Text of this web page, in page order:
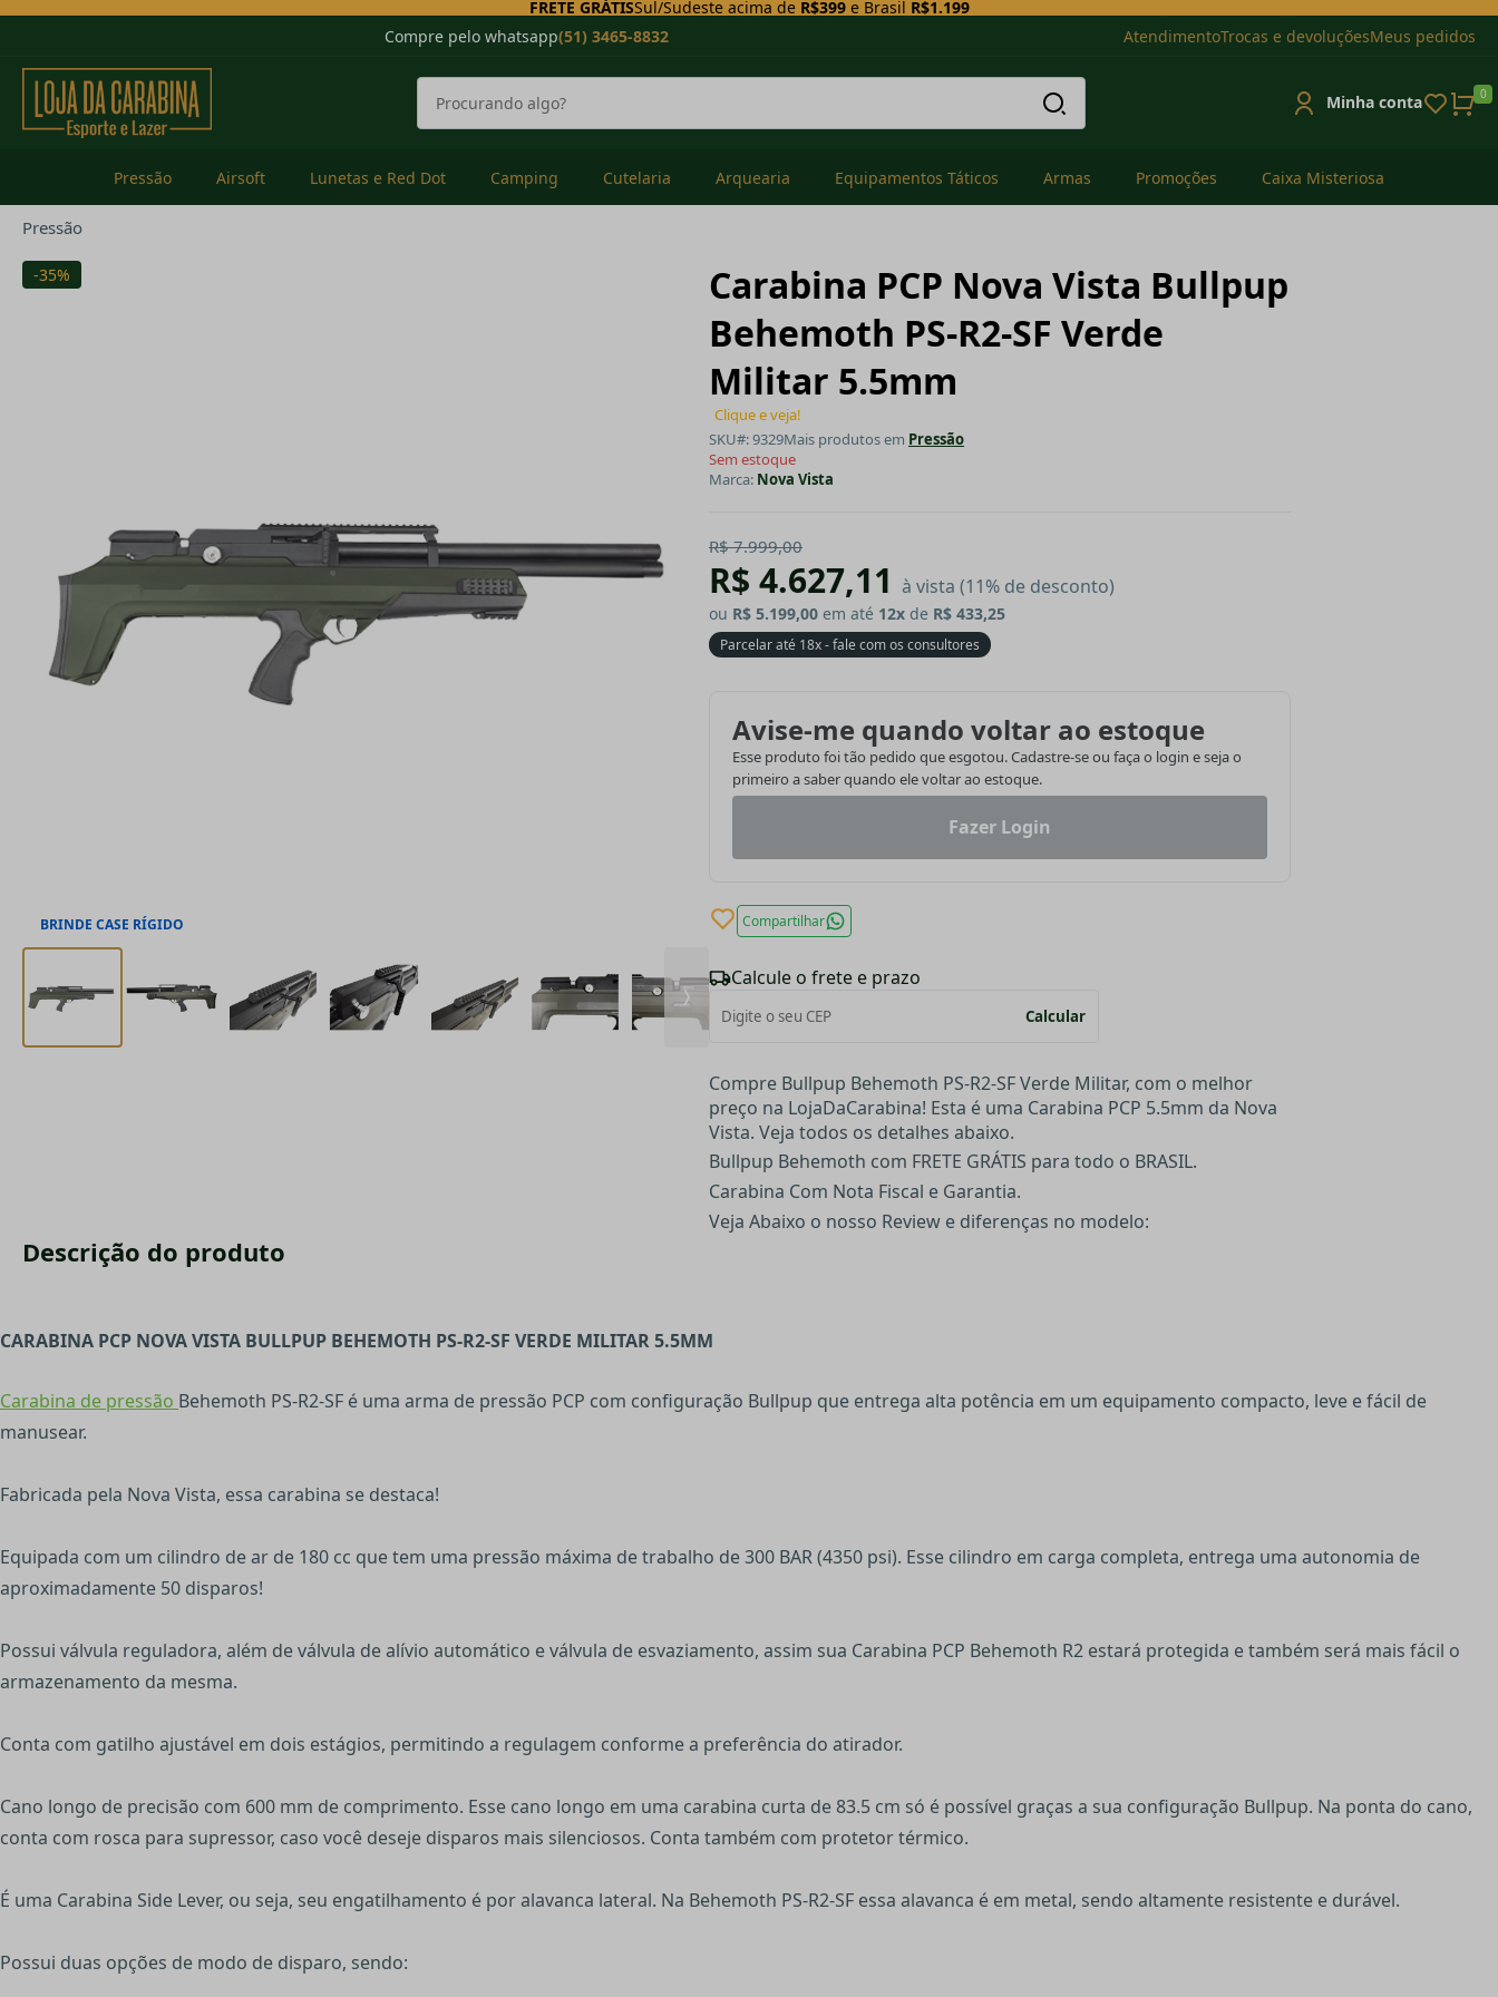
FRETE GRÁTISSul/Sudeste acima de R$399e Brasil R$1.199
Compre pelo whatsapp(51) 3465-8832 AtendimentoTrocas e devoluçõesMeus pedidos
Minha conta 0
Pressão Airsoft Lunetas e Red Dot Camping Cutelaria Arquearia Equipamentos Táticos Armas Promoções Caixa Misteriosa
Pressão
-35%
BRINDE CASE RÍGIDO
Carabina PCP Nova Vista Bullpup
Behemoth PS-R2-SF Verde
Militar 5.5mm
Clique e veja!
SKU#: 9329Mais produtos em Pressão
Sem estoque
Marca: Nova Vista
R$ 7.999,00
R$ 4.627,11 à vista (11% de desconto)
ou R$ 5.199,00 em até 12x de R$ 433,25
Parcelar até 18x - fale com os consultores
Avise-me quando voltar ao estoque
Esse produto foi tão pedido que esgotou. Cadastre-se ou faça o login e seja o
primeiro a saber quando ele voltar ao estoque.
Fazer Login
Compartilhar
Calcule o frete e prazo
Calcular
Compre Bullpup Behemoth PS-R2-SF Verde Militar, com o melhor
preço na LojaDaCarabina! Esta é uma Carabina PCP 5.5mm da Nova
Vista. Veja todos os detalhes abaixo.
Bullpup Behemoth com FRETE GRÁTIS para todo o BRASIL.
Carabina Com Nota Fiscal e Garantia.
Veja Abaixo o nosso Review e diferenças no modelo:
Descrição do produto
CARABINA PCP NOVA VISTA BULLPUP BEHEMOTH PS-R2-SF VERDE MILITAR 5.5MM
Carabina de pressão Behemoth PS-R2-SF é uma arma de pressão PCP com configuração Bullpup que entrega alta potência em um equipamento compacto, leve e fácil de
manusear.
Fabricada pela Nova Vista, essa carabina se destaca!
Equipada com um cilindro de ar de 180 cc que tem uma pressão máxima de trabalho de 300 BAR (4350 psi). Esse cilindro em carga completa, entrega uma autonomia de
aproximadamente 50 disparos!
Possui válvula reguladora, além de válvula de alívio automático e válvula de esvaziamento, assim sua Carabina PCP Behemoth R2 estará protegida e também será mais fácil o
armazenamento da mesma.
Conta com gatilho ajustável em dois estágios, permitindo a regulagem conforme a preferência do atirador.
Cano longo de precisão com 600 mm de comprimento. Esse cano longo em uma carabina curta de 83.5 cm só é possível graças a sua configuração Bullpup. Na ponta do cano,
conta com rosca para supressor, caso você deseje disparos mais silenciosos. Conta também com protetor térmico.
É uma Carabina Side Lever, ou seja, seu engatilhamento é por alavanca lateral. Na Behemoth PS-R2-SF essa alavanca é em metal, sendo altamente resistente e durável.
Possui duas opções de modo de disparo, sendo: